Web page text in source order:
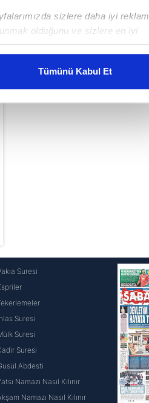
sizlere daha iyi reklam
olduğunu ve sizlere en iyi
maliyetlerimizi karşılamak
reklamlar gösterilmeyecektir."
ve sizlere yönelik
kullanılacaktır.
ilişkin detaylı bilgi için Ayarlar
Tümünü Kabul Et
Suresi
Suresi
Suresi
Suresi
Abdesti
Namazı Nasıl Kılınır
Namazı Nasıl Kılınır